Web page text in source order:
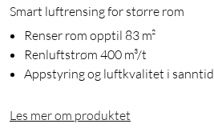
Smart luftrensing for større rom
Renser rom opptil 83 m²
Renluftstrøm 400 m³/t
Appstyring og luftkvalitet i sanntid
Les mer om produktet